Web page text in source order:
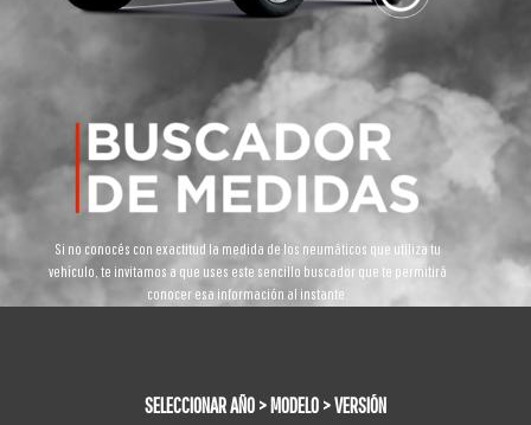
Si no conocés con exactitud la medida de los neumáticos que utiliza tu
vehículo, te invitamos a que uses este sencillo buscador que te permitirá
conocer esa información al instante.
SELECCIONAR AÑO > MODELO > VERSIÓN